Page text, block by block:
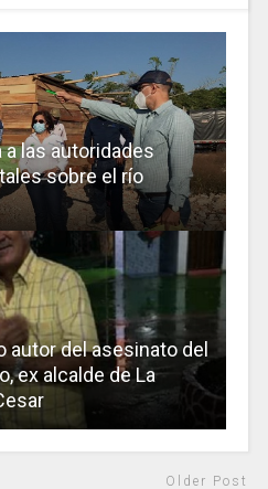
las autoridades
sobre el río
autor del asesinato del
ex alcalde de La
Older Post